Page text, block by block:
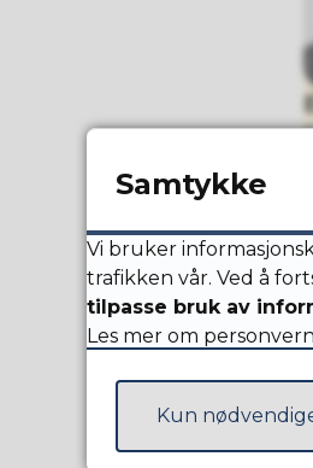
Samtykke
Vi bruker
trafikken vår. Ved å
tilpasse bruk av
Les mer om personvern
Kun